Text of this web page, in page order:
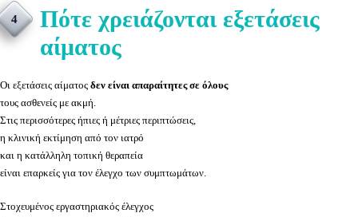
4
Πότε χρειάζονται εξετάσεις
αίματος
Οι εξετάσεις αίματος δεν είναι απαραίτητες σε όλους
τους ασθενείς με ακμή.
Στις περισσότερες ήπιες ή μέτριες περιπτώσεις,
η κλινική εκτίμηση από τον ιατρό
και η κατάλληλη τοπική θεραπεία
είναι επαρκείς για τον έλεγχο των συμπτωμάτων.
Στοχευμένος εργαστηριακός έλεγχος